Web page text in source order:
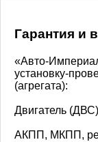
Гарантия и
«Авто-
установку-
(агрегата):
Двигатель
АКПП, МКПП,